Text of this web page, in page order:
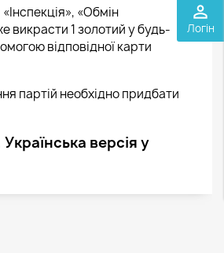
perm_identity
Логін
«Обмін
викрасти 1 золотий у будь-
відповідної карти
партій необхідно придбати
версія у